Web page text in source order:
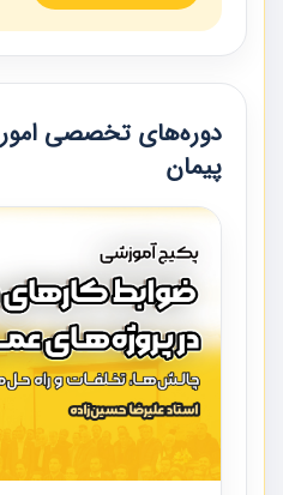
دوره‌های تخصصی امور
پیمان